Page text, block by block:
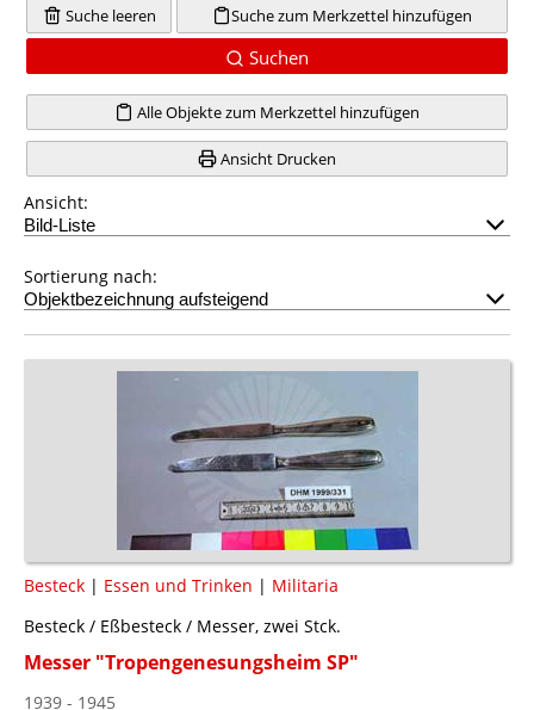
Suche leeren Suche zum Merkzettel hinzufügen
Suchen
Alle Objekte zum Merkzettel hinzufügen
Ansicht Drucken
Ansicht:
Sortierung nach:
Besteck | Essen und Trinken | Militaria
Besteck / Eßbesteck / Messer, zwei Stck.
Messer "Tropengenesungsheim SP"
1939 - 1945